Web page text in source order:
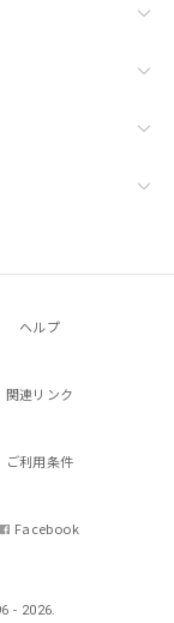
ヘルプ
関連リンク
ご利用条件
Facebook
- 2026.